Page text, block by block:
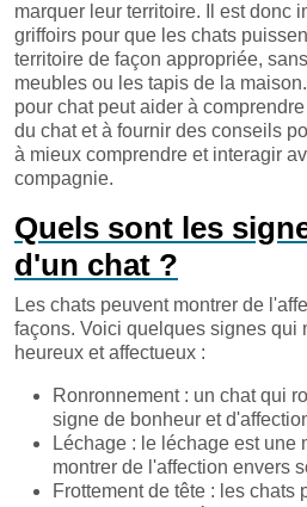
marquer leur territoire. Il est donc
griffoirs pour que les chats
territoire de façon appropriée,
meubles ou les tapis de la
pour chat peut aider à
du chat et à fournir des conseils
à mieux comprendre et interagir
compagnie.
Quels sont les
d'un chat ?
Les chats peuvent montrer de
façons. Voici quelques signes qui
heureux et affectueux :
Ronronnement : un chat qui
signe de bonheur et
Léchage : le léchage est une
montrer de l'affection envers
Frottement de tête : les chats